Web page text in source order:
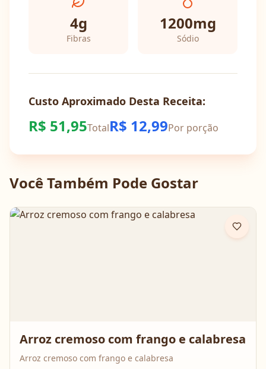
4g
Fibras
1200mg
Sódio
Custo Aproximado Desta Receita:
R$ 51,95TotalR$ 12,99Por porção
Você Também Pode Gostar
Arroz cremoso com frango e calabresa
Arroz cremoso com frango e calabresa